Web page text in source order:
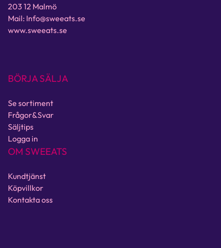
203 12 Malmö
Mail: Info@sweeats.se
www.sweeats.se
BÖRJA SÄLJA
Se sortiment
Frågor&Svar
Säljtips
Logga in
OM SWEEATS
Kundtjänst
Köpvillkor
Kontakta oss